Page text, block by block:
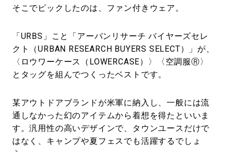
そこでピックしたのは、ファン付きウェア。
「URBS」こと「アーバンリサーチ バイヤーズセレ
クト（URBAN RESEARCH BUYERS SELECT）」が、
〈ロウワーケース（LOWERCASE）〉〈空調服Ⓡ〉
とタッグを組んでつくったベストです。
某アウトドアブランドが米軍に納入し、一般には流
通しなかった幻のアイテムから着想を得たといいま
す。汎用性の高いデザインで、タウンユースだけで
はなく、キャンプや夏フェスでも活躍するでしょ